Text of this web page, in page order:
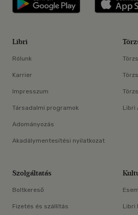
Libri
Rólunk
Karrier
Impresszum
Társadalmi programok
Adományozás
Akadálymentesítési nyilatkozat
Libri
Szolgáltatás
Boltkereső
Fizetés és szállítás Libri